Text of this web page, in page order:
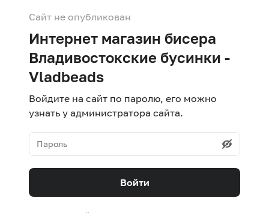
Сайт не опубликован
Интернет магазин бисера
Владивостокские бусинки -
Vladbeads
Войдите на сайт по паролю, его можно
узнать у администратора сайта.
Войти